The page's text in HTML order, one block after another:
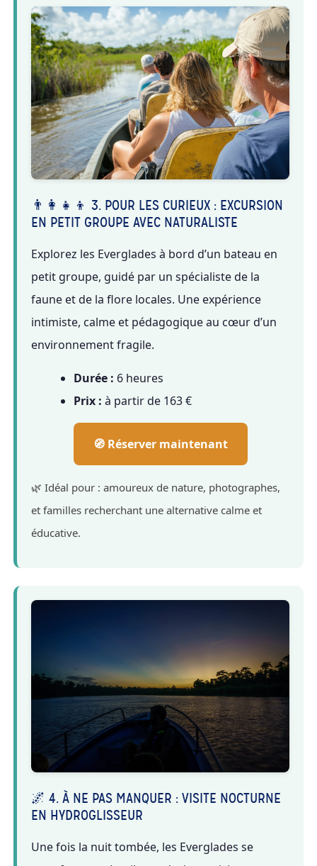
👨‍👩‍👧‍👦 3. POUR LES CURIEUX : EXCURSION
EN PETIT GROUPE AVEC NATURALISTE
Explorez les Everglades à bord d’un bateau en
petit groupe, guidé par un spécialiste de la
faune et de la flore locales. Une expérience
intimiste, calme et pédagogique au cœur d’un
environnement fragile.
Durée : 6 heures
Prix : à partir de 163 €
🧭 Réserver maintenant
🌿 Idéal pour : amoureux de nature, photographes,
et familles recherchant une alternative calme et
éducative.
🌌 4. À NE PAS MANQUER : VISITE NOCTURNE
EN HYDROGLISSEUR
Une fois la nuit tombée, les Everglades se